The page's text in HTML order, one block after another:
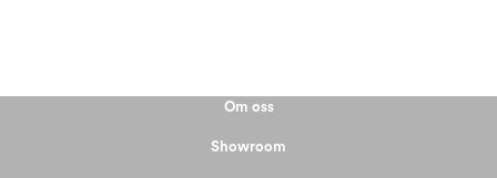
Om oss
Showroom